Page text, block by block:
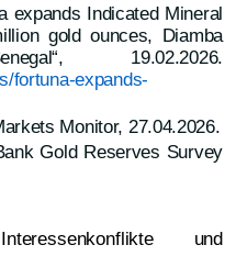
expands Indicated Mineral
gold ounces, Diamba
19.02.2026.
fortuna-expands-
Monitor, 27.04.2026.
Gold Reserves Survey
und